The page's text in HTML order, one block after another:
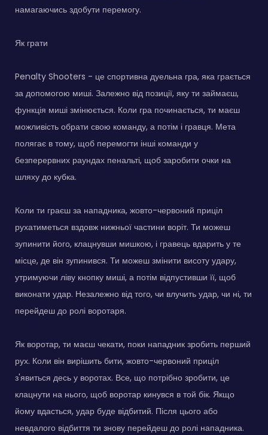
намагаючись здобути перемогу.
Як грати
Penalty Shooters - це спортивна дуельна гра, яка грається
за допомогою миші. Залежно від позиції, яку ти займаєш,
функція миші змінюється. Коли гра починається, ти маєш
можливість обрати свою команду, а потім і гравця. Мета
полягає в тому, щоб перемогти інші команди у
безперервних раундах пенальті, щоб заробити очки на
шляху до кубка.
Коли ти граєш за нападника, жовто-червоний приціл
рухатиметься вздовж нижньої частини воріт. Ти можеш
зупинити його, клацнувши мишкою, і гравець вдарить у те
місце, де він зупинився. Ти можеш змінити висоту удару,
утримуючи ліву кнопку миші, а потім відпустивши її, щоб
виконати удар. Незалежно від того, чи влучить удар, чи ні, ти
перейдеш до ролі воротаря.
Як воротар, ти маєш чекати, поки нападник зробить перший
рух. Коли він вирішить бити, жовто-червоний приціл
з'явиться десь у воротах. Все, що потрібно зробити, це
клацнути на нього, щоб воротар кинувся в той бік. Якщо
йому вдасться, удар буде відбитий. Після цього або
невдалого відбиття ти знову перейдеш до ролі нападника.